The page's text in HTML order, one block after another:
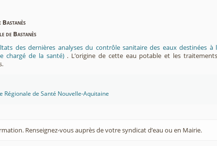
Bastanès
de Bastanès
des dernières analyses du contrôle sanitaire des eaux destinées
chargé de la santé) . L’origine de cette eau potable et les
Régionale de Santé Nouvelle-Aquitaine
Renseignez-vous auprès de votre syndicat d’eau ou en Mairie.